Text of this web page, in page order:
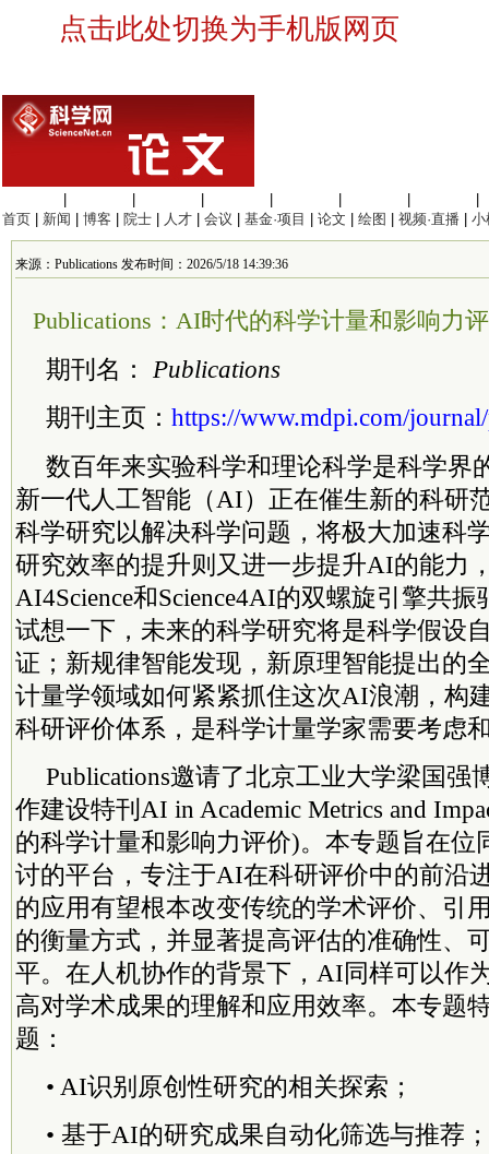
点击此处切换为手机版网页
首页
新闻 博客 院士 人才 会议 基金·项目 论文 绘图 视频·直播 小
来源：Publications 发布时间：2026/5/18 14:39:36
Publications：AI时代的科学计量和影响力
期刊名：
Publications
期刊主页： https://www.mdpi.com/
数百年来实验科学和理论科学是科学界
新一代人工智能（AI）正在催生新的科研
科学研究以解决科学问题，将极大加速科
研究效率的提升则又进一步提升AI的能力
AI4Science和Science4AI的双螺旋引擎共
试想一下，未来的科学研究将是科学假设
证；新规律智能发现，新原理智能提出的
计量学领域如何紧紧抓住这次AI浪潮，构
科研评价体系，是科学计量学家需要考虑
Publications邀请了北京工业大学梁国强
作建设特刊AI in Academic Metrics and
的科学计量和影响力评价)。本专题旨在位
讨的平台，专注于AI在科研评价中的前沿
的应用有望根本改变传统的学术评价、引
的衡量方式，并显著提高评估的准确性、
平。在人机协作的背景下，AI同样可以作
高对学术成果的理解和应用效率。本专题
题：
• AI识别原创性研究的相关探索；
• 基于AI的研究成果自动化筛选与推荐；